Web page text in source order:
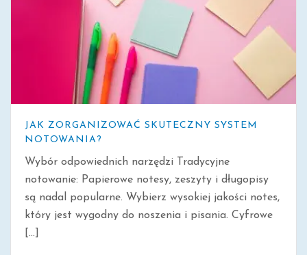
JAK ZORGANIZOWAĆ SKUTECZNY SYSTEM
NOTOWANIA?
Wybór odpowiednich narzędzi Tradycyjne
notowanie: Papierowe notesy, zeszyty i długopisy
są nadal popularne. Wybierz wysokiej jakości notes,
który jest wygodny do noszenia i pisania. Cyfrowe
[...]